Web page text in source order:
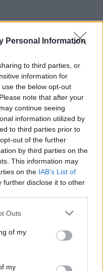
Personal Information
to third parties, or
information for
the below opt-out
note that after your
continue seeing
information utilized by
to third parties prior to
out of the further
by third parties on the
This information may
on the IAB’s List of
further disclose it to other
one or more Google
You may click to
its third-party tags to
in below Google
Outs
of my
my